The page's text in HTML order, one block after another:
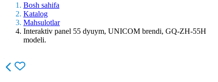
Bosh sahifa
Katalog
Mahsulotlar
Interaktiv panel 55 dyuym, UNICOM brendi, GQ-ZH-55H
modeli.